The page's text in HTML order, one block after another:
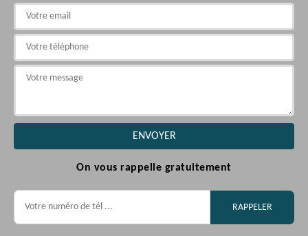
On vous rappelle gratuitement